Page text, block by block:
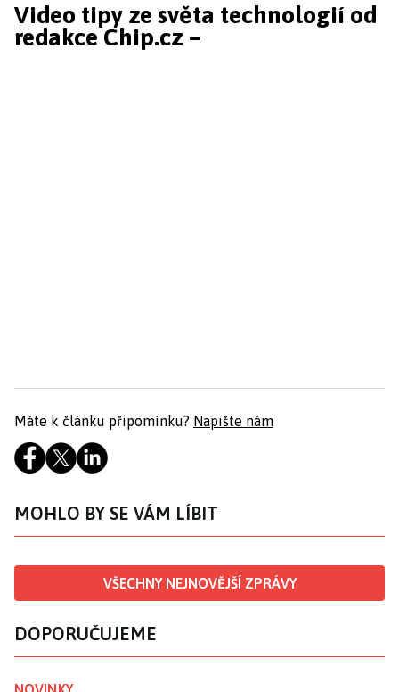
Video tipy ze světa technologií od
redakce Chip.cz –
Máte k článku připomínku? Napište nám
MOHLO BY SE VÁM LÍBIT
VŠECHNY NEJNOVĚJŠÍ ZPRÁVY
DOPORUČUJEME